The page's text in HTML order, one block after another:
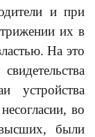
и при
их в
На это
устройства
во
были